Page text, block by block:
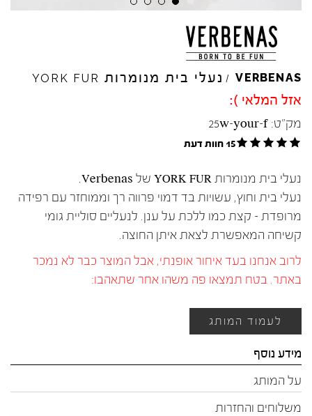
Skip to product reviews
Skip to product reviews
Skip to product reviews
Skip to product reviews
VERBENAS
/ נעלי בית מנומרות YORK FUR
אזל המלאי ):
מק"ט: 25w-your-f
15 חוות דעת
נעלי בית מנומרות YORK FUR של Verbenas.
נעלי בית וחוץ, עשויות בד דמוי פרווה רך וממוחזר עם רפידה
מרופדת – קצת כמו ללכת על ענן. לנעליים סוליית גומי
קשיחה המאפשרת לצאת איתן החוצה.
לרוב אנחנו בעד איחור אופנתי, אבל המוצר כבר לא נמכר
באתר. בטח תמצאו פה משהו אחר שתאהבו:
לעמוד המותג
מידע נוסף
על המותג
משלוחים והחזרות